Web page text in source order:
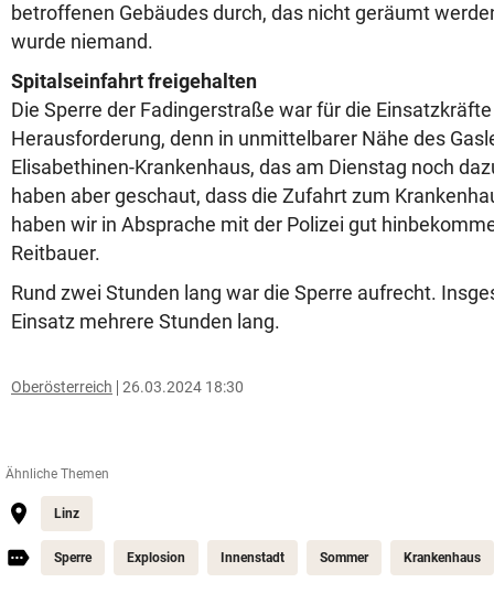
betroffenen Gebäudes durch, das nicht geräumt
wurde niemand.
Spitalseinfahrt freigehalten
Die Sperre der Fadingerstraße war für die
Herausforderung, denn in unmittelbarer Nähe des
Elisabethinen-Krankenhaus, das am Dienstag noch
haben aber geschaut, dass die Zufahrt zum
haben wir in Absprache mit der Polizei gut
Reitbauer.
Rund zwei Stunden lang war die Sperre aufrecht.
Einsatz mehrere Stunden lang.
Oberösterreich 26.03.2024 18:30
Ähnliche Themen
Linz
Sperre Explosion Innenstadt Sommer Krankenhaus